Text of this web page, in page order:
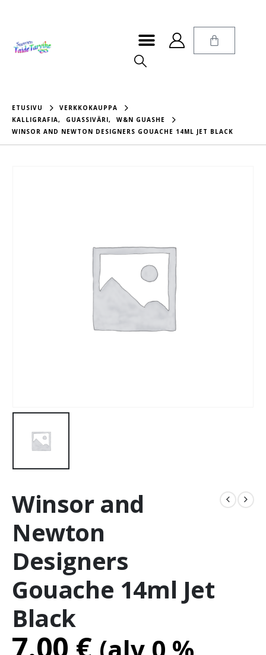
ETUSIVU
VERKKOKAUPPA
KALLIGRAFIA, GUASSIVÄRI,
W&N GUASHE
WINSOR AND NEWTON DESIGNERS GOUACHE 14ML JET BLACK
Winsor and
Newton
Designers
Gouache 14ml Jet
Black